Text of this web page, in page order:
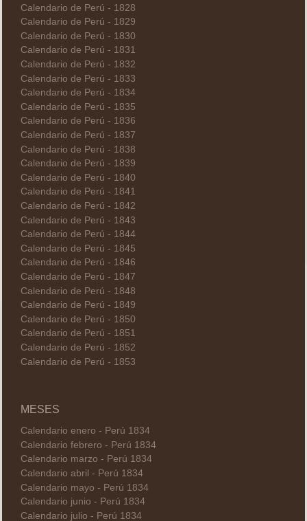
Calendario de Perú - 1828
Calendario de Perú - 1829
Calendario de Perú - 1830
Calendario de Perú - 1831
Calendario de Perú - 1832
Calendario de Perú - 1833
Calendario de Perú - 1834
Calendario de Perú - 1835
Calendario de Perú - 1836
Calendario de Perú - 1837
Calendario de Perú - 1838
Calendario de Perú - 1839
Calendario de Perú - 1840
Calendario de Perú - 1841
Calendario de Perú - 1842
Calendario de Perú - 1843
Calendario de Perú - 1844
Calendario de Perú - 1845
Calendario de Perú - 1846
Calendario de Perú - 1847
Calendario de Perú - 1848
Calendario de Perú - 1849
Calendario de Perú - 1850
Calendario de Perú - 1851
Calendario de Perú - 1852
Calendario de Perú - 1853
MESES
Calendario enero - Perú 1834
Calendario febrero - Perú 1834
Calendario marzo - Perú 1834
Calendario abril - Perú 1834
Calendario mayo - Perú 1834
Calendario junio - Perú 1834
Calendario julio - Perú 1834